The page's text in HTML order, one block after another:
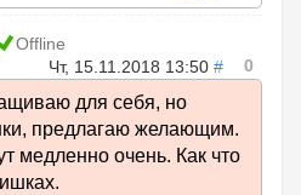
Offline
Чт, 15.11.2018 13:50 # 0
для себя, но
предлагаю желающим.
медленно очень. Как что